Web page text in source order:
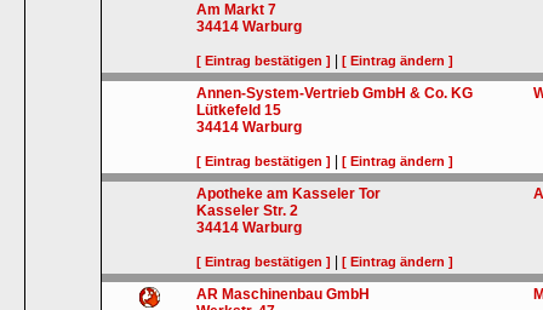
Am Markt 7
34414 Warburg
[ Eintrag bestätigen ] |[ Eintrag ändern ]
Annen-System-Vertrieb GmbH & Co. KG
Lütkefeld 15
34414 Warburg
[ Eintrag bestätigen ] |[ Eintrag ändern ]
Apotheke am Kasseler Tor
Kasseler Str. 2
34414 Warburg
[ Eintrag bestätigen ] |[ Eintrag ändern ]
AR Maschinenbau GmbH